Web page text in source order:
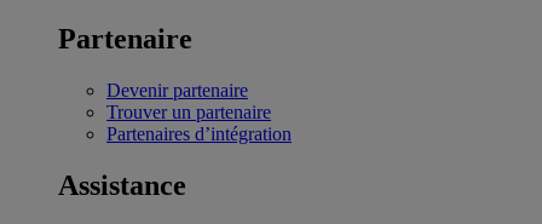
Partenaire
Devenir partenaire
Trouver un partenaire
Partenaires d’intégration
Assistance